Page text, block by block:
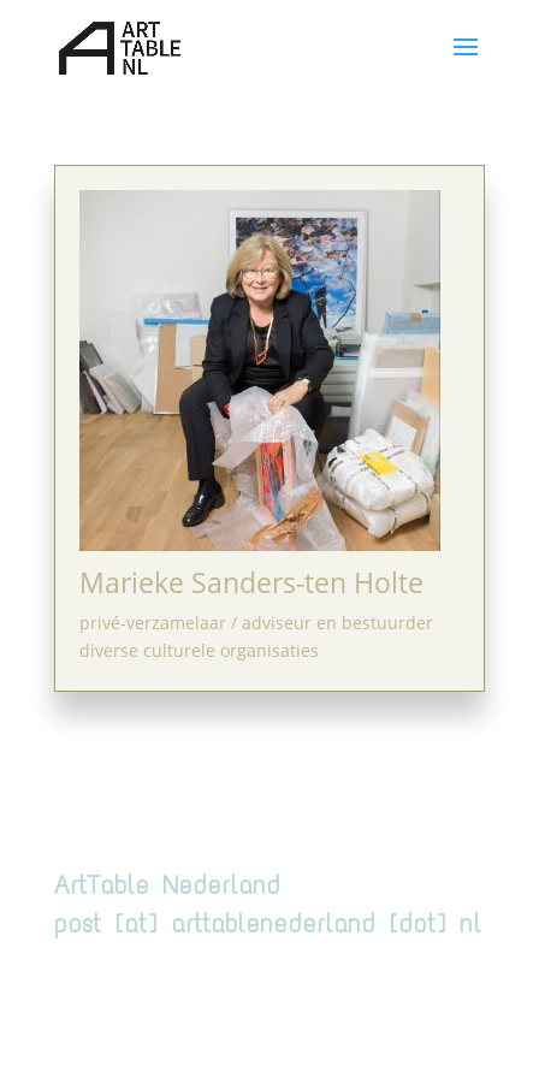
Marieke Sanders-ten Holte
privé-verzamelaar / adviseur en bestuurder
diverse culturele organisaties
ArtTable Nederland
post [at] arttablenederland [dot] nl